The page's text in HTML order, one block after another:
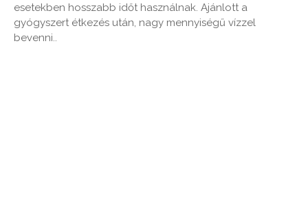
esetekben hosszabb időt használnak. Ajánlott a
gyógyszert étkezés után, nagy mennyiségű vízzel
bevenni..